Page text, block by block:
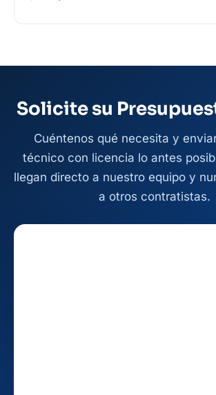
Solicite su
Cuéntenos qué necesita y
técnico con licencia lo antes
llegan directo a nuestro equipo y
a otros contratistas.